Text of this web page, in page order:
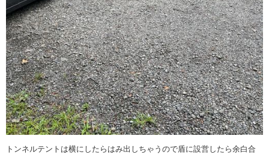
トンネルテントは横にしたらはみ出しちゃうので盾に設営したら余白合